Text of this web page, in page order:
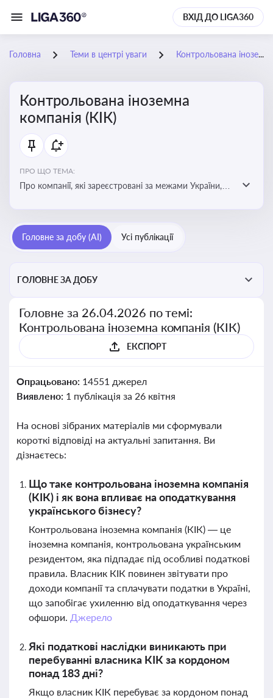
ВХІД ДО LIGA360
Головна Теми в центрі уваги Контрольована іноземна компанія (КІК)
Контрольована іноземна
компанія (КІК)
ПРО ЩО ТЕМА:
Про компанії, які зареєстровані за межами України,
органами України щодо своїх доходів і витрат
Головне за добу (AI) Усі публікації
ГОЛОВНЕ ЗА ДОБУ
Головне за 26.04.2026 по темі:
Контрольована іноземна компанія (КІК)
ЕКСПОРТ
Опрацьовано: 14551 джерел
Виявлено: 1 публікація за 26 квітня
На основі зібраних матеріалів ми сформували
короткі відповіді на актуальні запитання. Ви
дізнаєтесь:
Що таке контрольована іноземна компанія
(КІК) і як вона впливає на оподаткування
українського бізнесу?
Контрольована іноземна компанія (КІК) — це
іноземна компанія, контрольована українським
резидентом, яка підпадає під особливі податкові
правила. Власник КІК повинен звітувати про
доходи компанії та сплачувати податки в Україні,
що запобігає ухиленню від оподаткування через
офшори. Джерело
Які податкові наслідки виникають при
перебуванні власника КІК за кордоном
понад 183 дні?
Якщо власник КІК перебуває за кордоном понад